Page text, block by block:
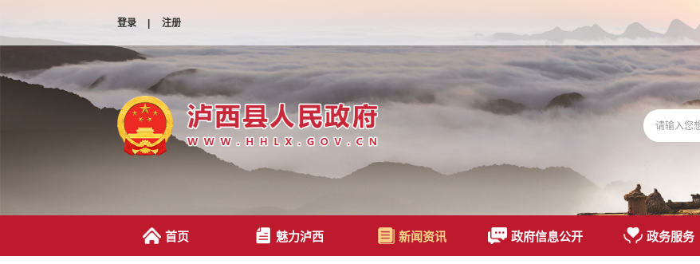
登录 | 注册
首页 魅力泸西 新闻资讯 政府信息公开 政务服务